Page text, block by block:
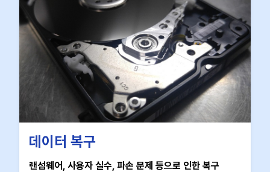
데이터 복구
랜섬웨어, 사용자 실수, 파손 문제 등으로 인한 복구